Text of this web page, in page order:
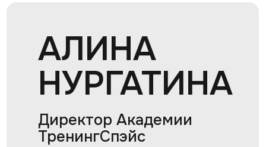
АЛИНА
НУРГАТИНА
Директор Академии
ТренингСпэйс